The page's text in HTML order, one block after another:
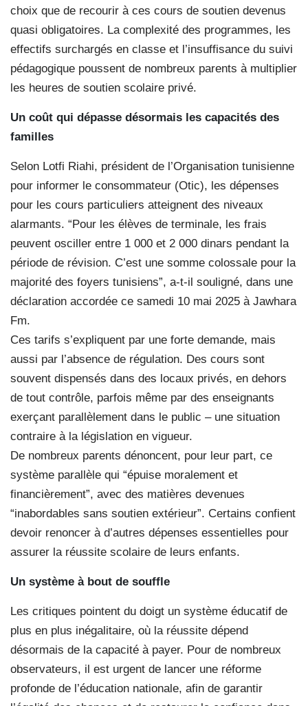
choix que de recourir à ces cours de soutien devenus
quasi obligatoires. La complexité des programmes, les
effectifs surchargés en classe et l’insuffisance du suivi
pédagogique poussent de nombreux parents à multiplier
les heures de soutien scolaire privé.
Un coût qui dépasse désormais les capacités des
familles
Selon Lotfi Riahi, président de l’Organisation tunisienne
pour informer le consommateur (Otic), les dépenses
pour les cours particuliers atteignent des niveaux
alarmants. “Pour les élèves de terminale, les frais
peuvent osciller entre 1 000 et 2 000 dinars pendant la
période de révision. C’est une somme colossale pour la
majorité des foyers tunisiens”, a-t-il souligné, dans une
déclaration accordée ce samedi 10 mai 2025 à Jawhara
Fm.
Ces tarifs s’expliquent par une forte demande, mais
aussi par l’absence de régulation. Des cours sont
souvent dispensés dans des locaux privés, en dehors
de tout contrôle, parfois même par des enseignants
exerçant parallèlement dans le public – une situation
contraire à la législation en vigueur.
De nombreux parents dénoncent, pour leur part, ce
système parallèle qui “épuise moralement et
financièrement”, avec des matières devenues
“inabordables sans soutien extérieur”. Certains confient
devoir renoncer à d’autres dépenses essentielles pour
assurer la réussite scolaire de leurs enfants.
Un système à bout de souffle
Les critiques pointent du doigt un système éducatif de
plus en plus inégalitaire, où la réussite dépend
désormais de la capacité à payer. Pour de nombreux
observateurs, il est urgent de lancer une réforme
profonde de l’éducation nationale, afin de garantir